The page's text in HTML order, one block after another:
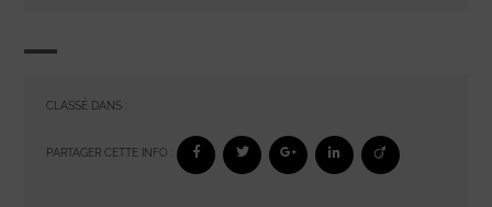
CLASSÉ DANS :
PARTAGER CETTE INFO :